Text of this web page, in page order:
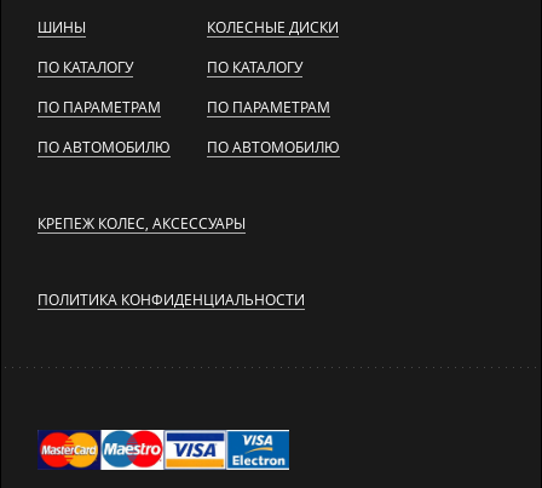
ШИНЫ
ПО КАТАЛОГУ
ПО ПАРАМЕТРАМ
ПО АВТОМОБИЛЮ
КОЛЕСНЫЕ ДИСКИ
ПО КАТАЛОГУ
ПО ПАРАМЕТРАМ
ПО АВТОМОБИЛЮ
КРЕПЕЖ КОЛЕС, АКСЕССУАРЫ
ПОЛИТИКА КОНФИДЕНЦИАЛЬНОСТИ